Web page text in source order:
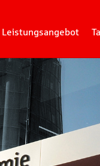
Leistungsangebot